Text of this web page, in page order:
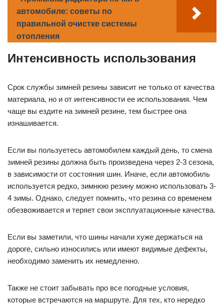
автомобиле: советы по
правильной очистке системы
отопления
Интенсивность использования
Срок службы зимней резины зависит не только от качества
материала, но и от интенсивности ее использования. Чем
чаще вы ездите на зимней резине, тем быстрее она
изнашивается.
Если вы пользуетесь автомобилем каждый день, то смена
зимней резины должна быть произведена через 2-3 сезона,
в зависимости от состояния шин. Иначе, если автомобиль
используется редко, зимнюю резину можно использовать 3-
4 зимы. Однако, следует помнить, что резина со временем
обезвоживается и теряет свои эксплуатационные качества.
Если вы заметили, что шины начали хуже держаться на
дороге, сильно износились или имеют видимые дефекты,
необходимо заменить их немедленно.
Также не стоит забывать про все погодные условия,
которые встречаются на маршруте. Для тех, кто нередко